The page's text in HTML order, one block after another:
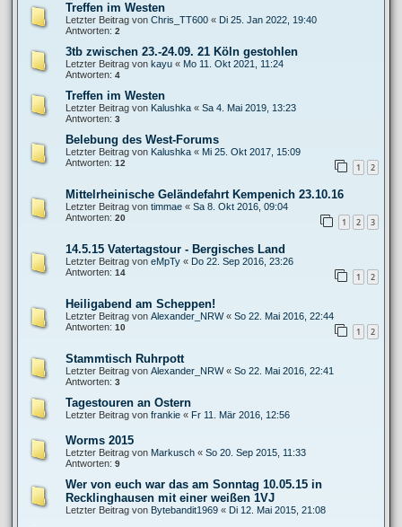
Treffen im Westen
Letzter Beitrag von Chris_TT600 « Di 25. Jan 2022, 19:40
Antworten: 2
3tb zwischen 23.-24.09. 21 Köln gestohlen
Letzter Beitrag von kayu « Mo 11. Okt 2021, 11:24
Antworten: 4
Treffen im Westen
Letzter Beitrag von Kalushka « Sa 4. Mai 2019, 13:23
Antworten: 3
Belebung des West-Forums
Letzter Beitrag von Kalushka « Mi 25. Okt 2017, 15:09
Antworten: 12 1 2
Mittelrheinische Geländefahrt Kempenich 23.10.16
Letzter Beitrag von timmae « Sa 8. Okt 2016, 09:04
Antworten: 20 1 2 3
14.5.15 Vatertagstour - Bergisches Land
Letzter Beitrag von eMpTy « Do 22. Sep 2016, 23:26
Antworten: 14 1 2
Heiligabend am Scheppen!
Letzter Beitrag von Alexander_NRW« So 22. Mai 2016, 22:44
Antworten: 10 1 2
Stammtisch Ruhrpott
Letzter Beitrag von Alexander_NRW« So 22. Mai 2016, 22:41
Antworten: 3
Tagestouren an Ostern
Letzter Beitrag von frankie « Fr 11. Mär 2016, 12:56
Worms 2015
Letzter Beitrag von Markusch « So 20. Sep 2015, 11:33
Antworten: 9
Wer von euch war das am Sonntag 10.05.15 in
Recklinghausen mit einer weißen 1VJ
Letzter Beitrag von Bytebandit1969 « Di 12. Mai 2015, 21:08